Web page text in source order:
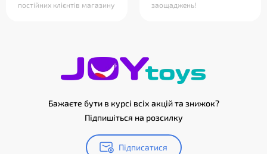
постійних клієнтів магазину
заощаджень!
Бажаєте бути в курсі всіх акцій та знижок?
Підпишіться на розсилку
Підписатися